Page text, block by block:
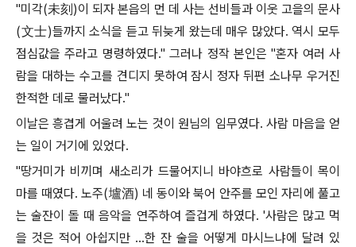
"미각(未刻 )이 되자 본읍의 먼 데 사는 선비들과 이웃 고을의 문사
(文士)들까지 소식을 듣고 뒤늦게 왔는데 매우 많았다.역시 모두
점심값을 주라고 명령하였다."그러나 정작 본인은"혼자 여러 사
람을 대하는 수고를 견디지 못하여 잠시 정자 뒤편 소나무 우거진
한적한 데로 물러났다."
이날은 흥겹게 어울려 노는 것이 원님의 임무였다.사람 마음을 얻
는 일이 거기에 있었다.
"땅거미가 비끼며 새소리가 드물어지니 바야흐로 사람들이 목이
마를 때였다.노주(壚酒) 네 동이와 북어 안주를 모인 자리에 풀고
는 술잔이 돌 때 음악을 연주하여 즐겁게 하였다. '사람은 많고 먹
을 것은 적어 아쉽지만 …한 잔 술을 어떻게 마시느냐에 달려 있